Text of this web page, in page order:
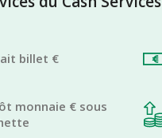
billet €
monnaie € sous